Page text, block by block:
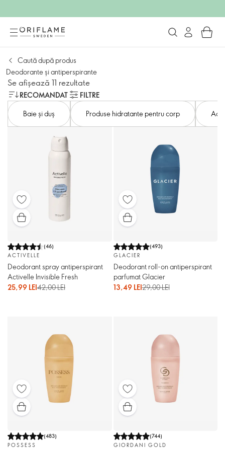
Caută după produs
Deodorante și antiperspirante
Se afișează 11 rezultate
RECOMANDAT
FILTRE
Baie și duș
Produse hidratante pentru corp
(46)
ACTIVELLE
Deodorant spray antiperspirant
Activelle Invisible Fresh
25,99 LEI42,00 LEI
(493)
GLACIER
Deodorant roll-on antiperspirant
parfumat Glacier
13,49 LEI29,00 LEI
(483)
POSSESS
(744)
GIORDANI GOLD